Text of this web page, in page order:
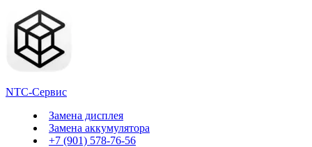
NTC-Сервис
Замена дисплея
Замена аккумулятора
+7 (901) 578-76-56